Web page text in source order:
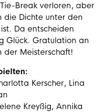
Break verloren, aber
die Dichte unter den
Da entscheiden
Glück. Gratulation an
der Meisterschaft!
Kerscher, Lina
Kreyßig, Annika